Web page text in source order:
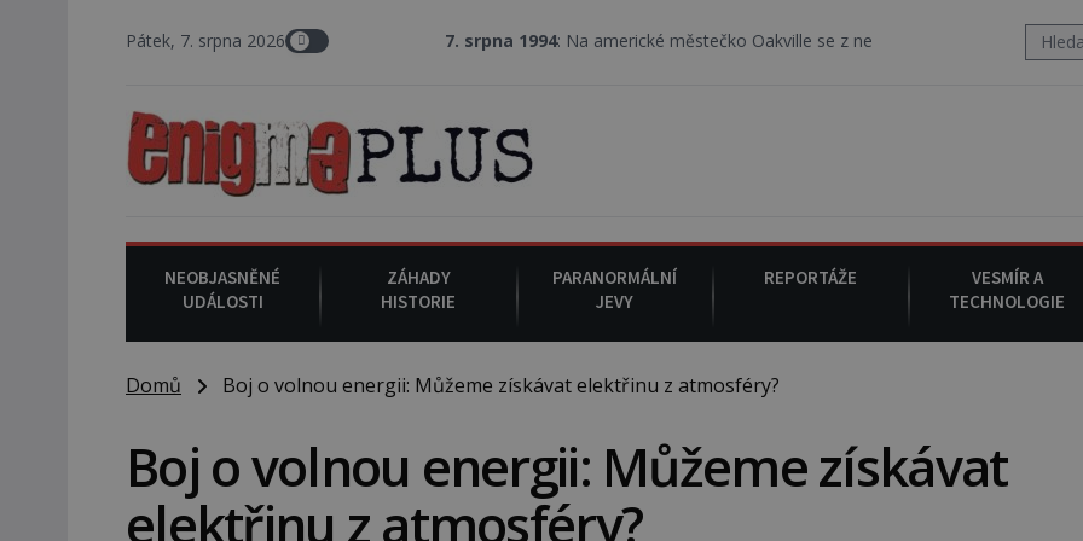
Pátek, 7. srpna 2026 : Na americké městečko Oakville se z nebe snáší podivná rosolovitá látka
NEOBJASNĚNÉ
UDÁLOSTI
ZÁHADY
HISTORIE
PARANORMÁLNÍ
JEVY
REPORTÁŽE
VESMÍR A
TECHNOLOGIE
Domů Boj o volnou energii: Můžeme získávat elektřinu z atmosféry?
Boj o volnou energii: Můžeme získávat
elektřinu z atmosféry?